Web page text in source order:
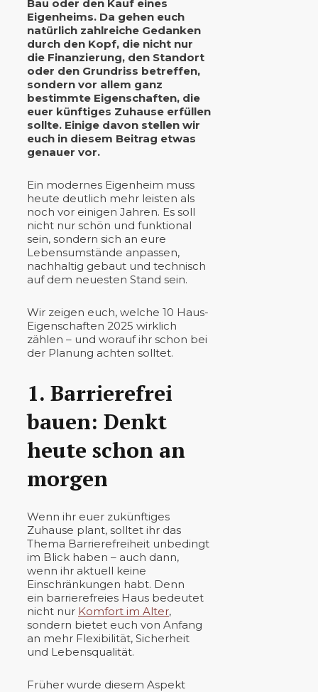
Bau oder den Kauf eines
Eigenheims. Da gehen euch
natürlich zahlreiche Gedanken
durch den Kopf, die nicht nur
die Finanzierung, den Standort
oder den Grundriss betreffen,
sondern vor allem ganz
bestimmte Eigenschaften, die
euer künftiges Zuhause erfüllen
sollte. Einige davon stellen wir
euch in diesem Beitrag etwas
genauer vor.
Ein modernes Eigenheim muss
heute deutlich mehr leisten als
noch vor einigen Jahren. Es soll
nicht nur schön und funktional
sein, sondern sich an eure
Lebensumstände anpassen,
nachhaltig gebaut und technisch
auf dem neuesten Stand sein.
Wir zeigen euch, welche 10 Haus-
Eigenschaften 2025 wirklich
zählen – und worauf ihr schon bei
der Planung achten solltet.
1. Barrierefrei
bauen: Denkt
heute schon an
morgen
Wenn ihr euer zukünftiges
Zuhause plant, solltet ihr das
Thema Barrierefreiheit unbedingt
im Blick haben – auch dann,
wenn ihr aktuell keine
Einschränkungen habt. Denn
ein barrierefreies Haus bedeutet
nicht nur Komfort im Alter,
sondern bietet euch von Anfang
an mehr Flexibilität, Sicherheit
und Lebensqualität.
Früher wurde diesem Aspekt